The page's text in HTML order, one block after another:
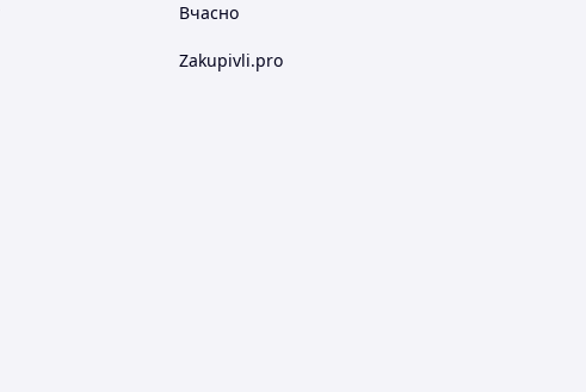
Вчасно
Zakupivli.pro